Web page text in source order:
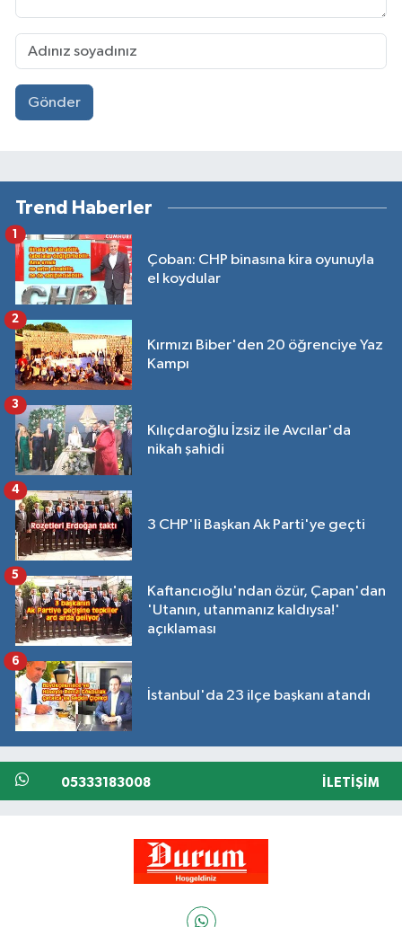
Gönder
Trend Haberler
Çoban: CHP binasına kira oyunuyla
el koydular
1
Kırmızı Biber'den 20 öğrenciye Yaz
Kampı
2
Kılıçdaroğlu İzsiz ile Avcılar'da
nikah şahidi
3
3 CHP'li Başkan Ak Parti'ye geçti
4
Kaftancıoğlu'ndan özür, Çapan'dan
'Utanın, utanmanız kaldıysa!'
açıklaması
5
İstanbul'da 23 ilçe başkanı atandı
6
05333183008 İLETIŞIM